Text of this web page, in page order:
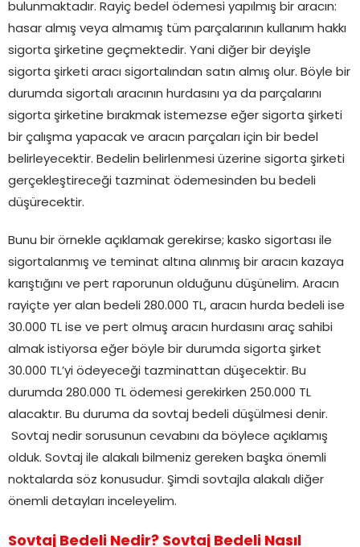
bulunmaktadır. Rayiç bedel ödemesi yapılmış bir aracın:
hasar almış veya almamış tüm parçalarının kullanım hakkı
sigorta şirketine geçmektedir. Yani diğer bir deyişle
sigorta şirketi aracı sigortalından satın almış olur. Böyle bir
durumda sigortalı aracının hurdasını ya da parçalarını
sigorta şirketine bırakmak istemezse eğer sigorta şirketi
bir çalışma yapacak ve aracın parçaları için bir bedel
belirleyecektir. Bedelin belirlenmesi üzerine sigorta şirketi
gerçekleştireceği tazminat ödemesinden bu bedeli
düşürecektir.
Bunu bir örnekle açıklamak gerekirse; kasko sigortası ile
sigortalanmış ve teminat altına alınmış bir aracın kazaya
karıştığını ve pert raporunun olduğunu düşünelim. Aracın
rayiçte yer alan bedeli 280.000 TL, aracın hurda bedeli ise
30.000 TL ise ve pert olmuş aracın hurdasını araç sahibi
almak istiyorsa eğer böyle bir durumda sigorta şirket
30.000 TL’yi ödeyeceği tazminattan düşecektir. Bu
durumda 280.000 TL ödemesi gerekirken 250.000 TL
alacaktır. Bu duruma da sovtaj bedeli düşülmesi denir.
Sovtaj nedir sorusunun cevabını da böylece açıklamış
olduk. Sovtaj ile alakalı bilmeniz gereken başka önemli
noktalarda söz konusudur. Şimdi sovtajla alakalı diğer
önemli detayları inceleyelim.
Sovtaj Bedeli Nedir? Sovtaj Bedeli Nasıl